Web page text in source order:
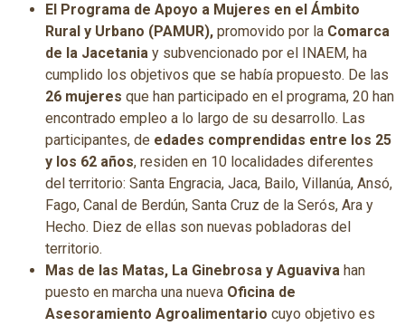
El Programa de Apoyo a Mujeres en el Ámbito
Rural y Urbano (PAMUR), promovido por la Comarca
de la Jacetania y subvencionado por el INAEM, ha
cumplido los objetivos que se había propuesto. De las
26 mujeres que han participado en el programa, 20 han
encontrado empleo a lo largo de su desarrollo. Las
participantes, de edades comprendidas entre los 25
y los 62 años, residen en 10 localidades diferentes
del territorio: Santa Engracia, Jaca, Bailo, Villanúa, Ansó,
Fago, Canal de Berdún, Santa Cruz de la Serós, Ara y
Hecho. Diez de ellas son nuevas pobladoras del
territorio.
Mas de las Matas, La Ginebrosa y Aguaviva han
puesto en marcha una nueva Oficina de
Asesoramiento Agroalimentario cuyo objetivo es